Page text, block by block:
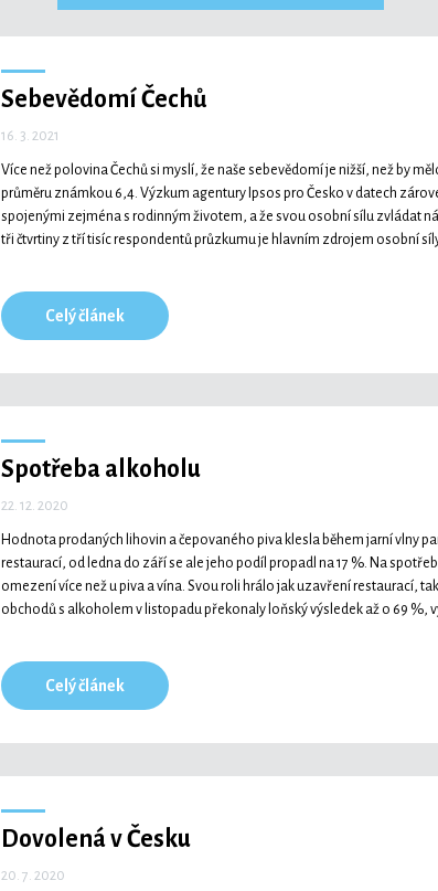
Sebevědomí Čechů
16. 3. 2021
Více než polovina Čechů si myslí, že naše sebevědomí je nižší, než by
průměru známkou 6,4. Výzkum agentury Ipsos pro Česko v datech
spojenými zejména s rodinným životem, a že svou osobní sílu zvládat
tři čtvrtiny z tří tisíc respondentů průzkumu je hlavním zdrojem osobní
Celý článek
Spotřeba alkoholu
22. 12. 2020
Hodnota prodaných lihovin a čepovaného piva klesla během jarní vlny
restaurací, od ledna do září se ale jeho podíl propadl na 17 %. Na
omezení více než u piva a vína. Svou roli hrálo jak uzavření restaurací,
obchodů s alkoholem v listopadu překonaly loňský výsledek až o 69 %,
Celý článek
Dovolená v Česku
20. 7. 2020